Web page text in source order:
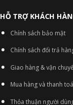
HỖ TRỢ KHÁCH
Chính sách bảo mật
Chính sách đổi trả
Giao hàng & vận
Mua hàng và thanh
Thỏa thuận người